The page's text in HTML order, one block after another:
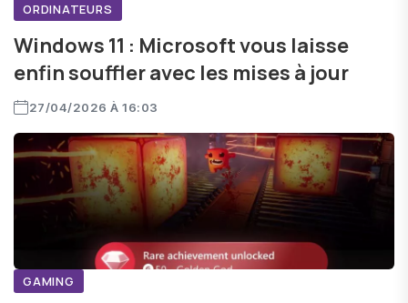
ORDINATEURS
Windows 11 : Microsoft vous laisse
enfin souffler avec les mises à jour
27/04/2026 À 16:03
GAMING